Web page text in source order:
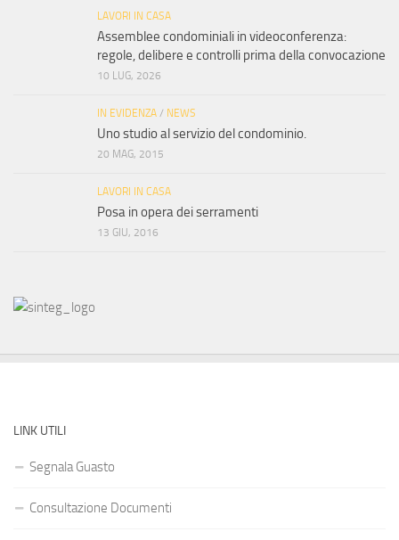
LAVORI IN CASA
Assemblee condominiali in videoconferenza:
regole, delibere e controlli prima della convocazione
10 LUG, 2026
IN EVIDENZA / NEWS
Uno studio al servizio del condominio.
20 MAG, 2015
LAVORI IN CASA
Posa in opera dei serramenti
13 GIU, 2016
LINK UTILI
Segnala Guasto
Consultazione Documenti